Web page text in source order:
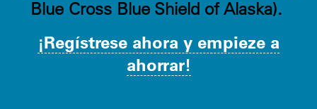
Blue Cross Blue Shield of Alaska).
¡Regístrese ahora y empieze a
ahorrar!